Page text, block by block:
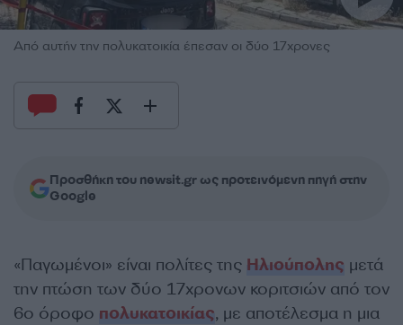
Από αυτήν την πολυκατοικία έπεσαν οι δύο 17χρονες
Προσθήκη του newsit.gr ως προτεινόμενη πηγή στην
Google
«Παγωμένοι» είναι πολίτες της Ηλιούπολης μετά
την πτώση των δύο 17χρονων κοριτσιών από τον
6ο όροφο πολυκατοικίας, με αποτέλεσμα η μια